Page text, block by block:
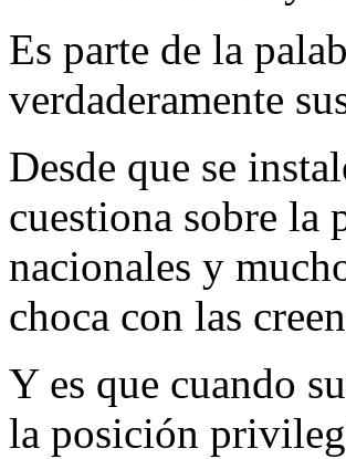
Es parte de la
verdaderamente
Desde que se
cuestiona sobre la
nacionales y
choca con las
Y es que cuando
la posición